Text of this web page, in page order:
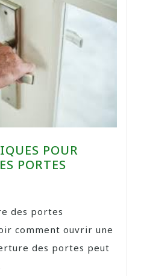
POUR
PORTES
des portes
comment ouvrir une
des portes peut